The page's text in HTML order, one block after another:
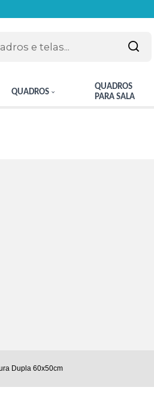
QUADROS
QUADROS
PARA SALA
Dupla 60x50cm